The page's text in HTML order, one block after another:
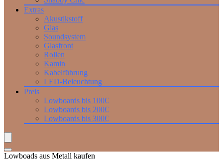
Extras
Akustikstoff
Glas
Soundsystem
Glasfront
Rollen
Kamin
Kabelführung
LED-Beleuchtung
Preis
Lowboards bis 100€
Lowboards bis 200€
Lowboards bis 300€
Lowboads aus Metall kaufen